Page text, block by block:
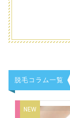
脱毛コラム一覧